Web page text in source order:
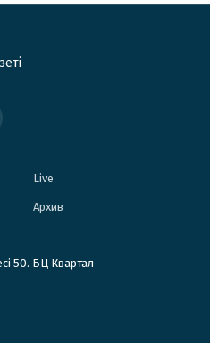
Live
Архив
50. БЦ Квартал